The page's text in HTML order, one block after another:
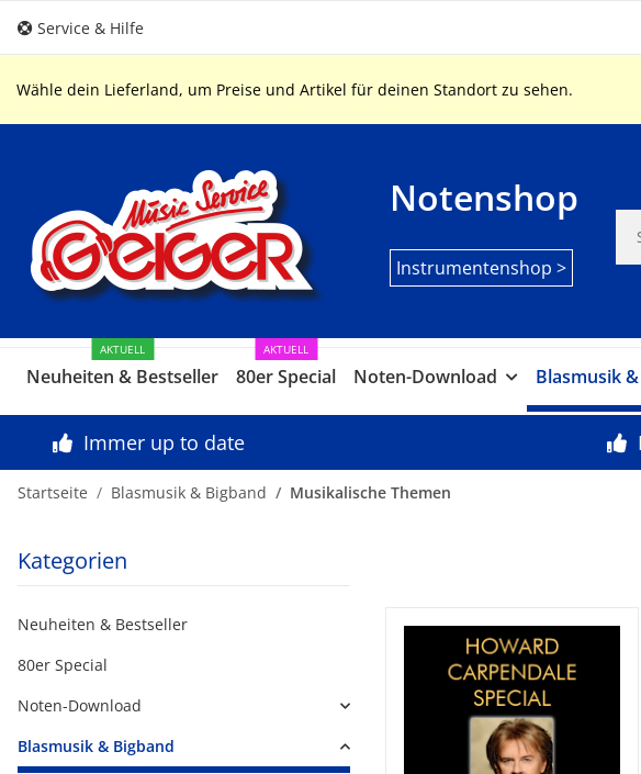
Service & Hilfe
Wähle dein Lieferland, um Preise und Artikel für deinen Standort zu sehen.
Notenshop
Instrumentenshop >
Neuheiten & Bestseller
AKTUELL
80er Special
AKTUELL
Noten-Download Blasmusik
Immer up to date
Startseite Blasmusik & Bigband Musikalische Themen
Kategorien
Neuheiten & Bestseller
80er Special
Noten-Download
Blasmusik & Bigband